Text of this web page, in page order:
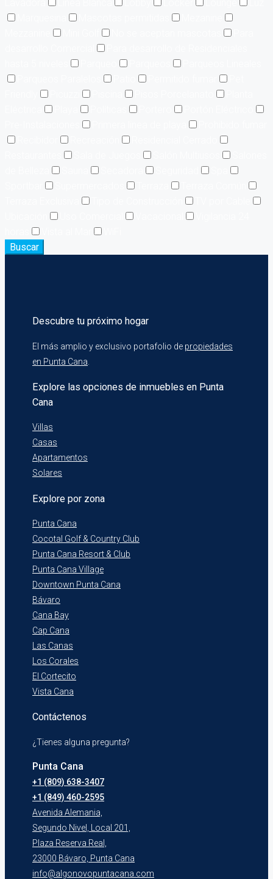
Buscar
Descubre tu próximo hogar
El más amplio y exclusivo portafolio de propiedades
en Punta Cana
Explore las opciones de inmuebles en Punta
Cana
Villas
Casas
Apartamentos
Solares
Explore por zona
Punta Cana
Cocotal Golf & Country Club
Punta Cana Resort & Club
Punta Cana Village
Downtown Punta Cana
Bávaro
Cana Bay
Cap Cana
Las Canas
Los Corales
El Cortecito
Vista Cana
Contáctenos
¿Tienes alguna pregunta?
Punta Cana
+1 (809) 638-3407
+1 (849) 460-2595
Avenida Alemania,
Segundo Nivel, Local 201,
Plaza Reserva Real,
23000 Bávaro, Punta Cana
info@algonovopuntacana.com